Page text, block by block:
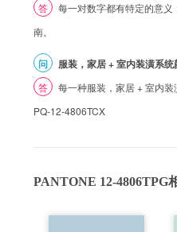
答
每一对数字都有特定的意
南。
问 服装，家居 + 室内装潢系
答
每一种服装，家居 + 室内
PQ-12-4806TCX
PANTONE 12-4806TPG